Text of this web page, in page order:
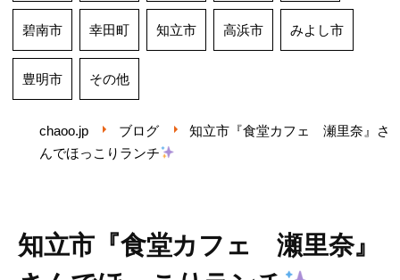
碧南市 幸田町 知立市 高浜市 みよし市
豊明市 その他
chaoo.jp ブログ
知立市『食堂カフェ 瀬里奈』さ
んでほっこりランチ
知立市『食堂カフェ 瀬里奈』